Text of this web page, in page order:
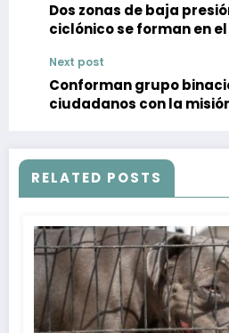
Dos zonas de baja
ciclónico se forman en
Next post
Conforman grupo
ciudadanos con la
RELATED POSTS